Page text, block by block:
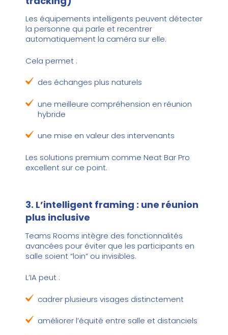
Les équipements intelligents peuvent détecter
la personne qui parle et recentrer
automatiquement la caméra sur elle.
Cela permet :
des échanges plus naturels
une meilleure compréhension en réunion
hybride
une mise en valeur des intervenants
Les solutions premium comme Neat Bar Pro
excellent sur ce point.
3. L’intelligent framing : une réunion
plus inclusive
Teams Rooms intègre des fonctionnalités
avancées pour éviter que les participants en
salle soient “loin” ou invisibles.
L’IA peut :
cadrer plusieurs visages distinctement
améliorer l’équité entre salle et distanciels